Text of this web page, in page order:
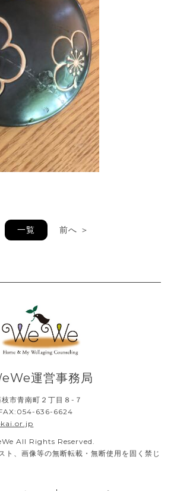
一覧 前へ ＞
運営事務局
市青南町２丁目８-７
636-6624
All Rights Reserved.
ト、画像等の無断転載・無断使用を固く禁じ